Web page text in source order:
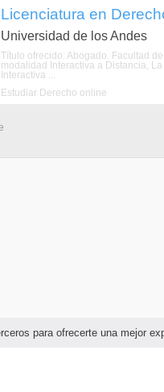
para ofrecerte una mejor
Licenciatura en
Universidad de los Andes
Título ofrecido: Abogado. Facultad
modalidad Interactiva a Distancia,
Interactiva ...
Estudiar Derecho online